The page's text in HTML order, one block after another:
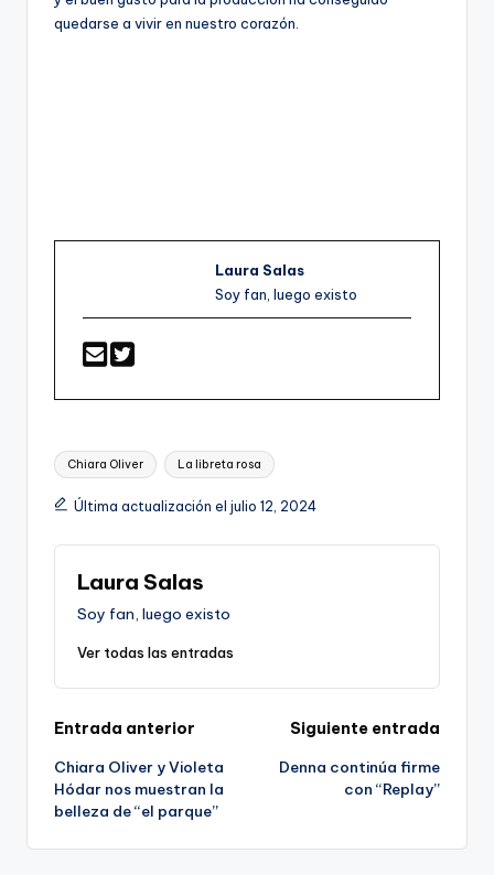
quedarse a vivir en nuestro corazón.
Laura Salas
Soy fan, luego existo
Etiquetas:
Chiara Oliver La libreta rosa
Última actualización el julio 12, 2024
Laura Salas
Soy fan, luego existo
Ver todas las entradas
Navegación
de
entradas
Entrada anterior
Chiara Oliver y Violeta
Hódar nos muestran la
belleza de “el parque”
Siguiente entrada
Denna continúa firme
con “Replay”